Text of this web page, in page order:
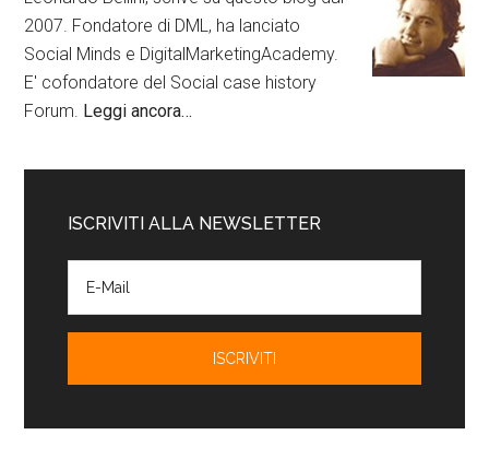
2007. Fondatore di DML, ha lanciato
Social Minds e DigitalMarketingAcademy.
E' cofondatore del Social case history
Forum. Leggi ancora…
ISCRIVITI ALLA NEWSLETTER